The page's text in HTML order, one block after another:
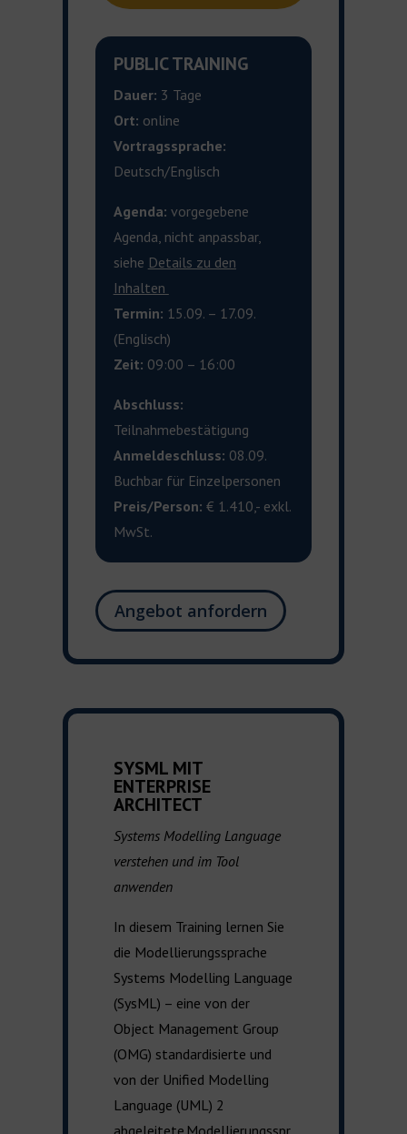
PUBLIC TRAINING
Dauer: 3 Tage
Ort: online
Vortragssprache:
Deutsch/Englisch
Agenda: vorgegebene
Agenda, nicht anpassbar,
siehe Details zu den
Inhalten
Termin: 15.09. – 17.09.
(Englisch)
Zeit: 09:00 – 16:00
Abschluss:
Teilnahmebestätigung
Anmeldeschluss: 08.09.
Buchbar für Einzelpersonen
Preis/Person: € 1.410,- exkl.
MwSt.
Angebot anfordern
SYSML MIT
ENTERPRISE
ARCHITECT
Systems Modelling Language
verstehen und im Tool
anwenden
In diesem Training lernen Sie
die Modellierungssprache
Systems Modelling Language
(SysML) – eine von der
Object Management Group
(OMG) standardisierte und
von der Unified Modelling
Language (UML) 2